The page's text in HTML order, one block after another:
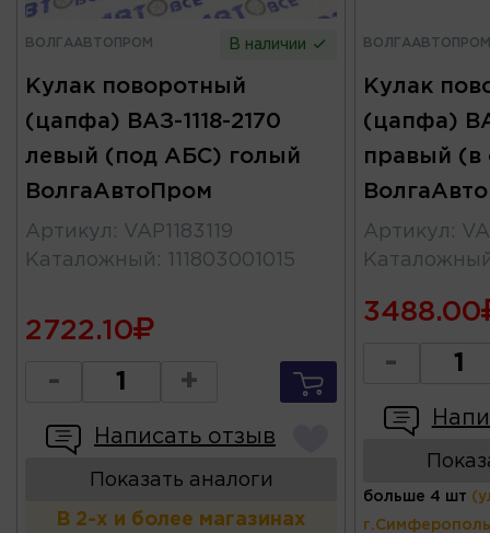
ВОЛГААВТОПРОМ В наличии
Кулак поворотный
(цапфа) ВАЗ-1118-2170
левый (под АБС) голый
ВолгаАвтоПром
Артикул : VAP1183119
Каталожный : 111803001015
2722.10
- +
Написать отзыв
Показать аналоги
В 2-х и более магазинах
ВОЛГААВТОПРОМ
Кулак
(цапфа)
правый (в
Артикул :
3488.00
-
больше 4 шт